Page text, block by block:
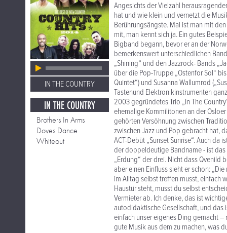
IN THE COUNTRY
IN THE COUNTRY
Brothers In Arms
Doves Dance
Whiteout
Angesichts der Vielzahl
hat und wie klein und vernetzt die
Berührungsängste. Mal ist man mit
mit, man kennt sich ja. Ein gutes
Bigband begann, bevor er an der
bemerkenswert unterschiedlichen
„Shining“ und den Jazzrock- Bands
über die Pop-Truppe „Ostenfor Sol“
Quintet“) und Susanna Wallumrod
Tastenund Elektronikinstrumenten
2003 gegründetes Trio „In The
ehemalige Kommilitonen an der
gehörten Versöhnung zwischen
zwischen Jazz und Pop gebracht hat,
ACT-Debüt „Sunset Sunrise“. Auch da
der doppeldeutige Bandname - ist
„Erdung“ der drei. Nicht dass Qvenild
aber einen Einfluss sieht er schon:
im Alltag selbst treffen musst, einfach
Haustür steht, musst du selbst
Vermieter ab. Ich denke, das ist
autodidaktische Gesellschaft, und das
einfach unser eigenes Ding gemacht
gute Musik aus dem zu machen, was